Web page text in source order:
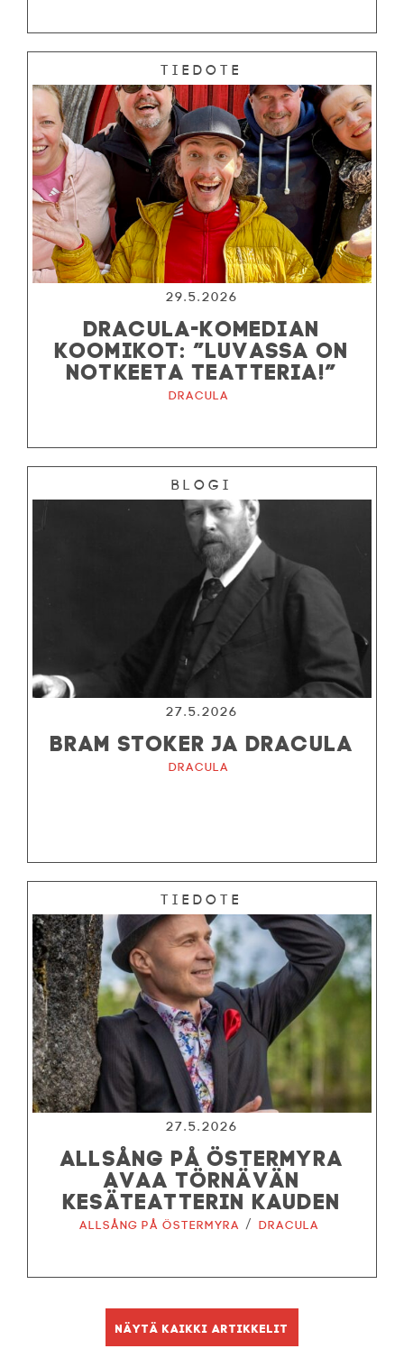
Tiedote
29.5.2026
DRACULA-KOMEDIAN
KOOMIKOT: ”LUVASSA ON
NOTKEETA TEATTERIA!”
Dracula
Blogi
27.5.2026
BRAM STOKER JA DRACULA
Dracula
Tiedote
27.5.2026
ALLSÅNG PÅ ÖSTERMYRA
AVAA TÖRNÄVÄN
KESÄTEATTERIN KAUDEN
Allsång på Östermyra / Dracula
Näytä kaikki artikkelit